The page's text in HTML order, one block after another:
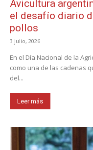
Avicultura
el desafío diario
pollos
3 julio, 2026
En el Día Nacional de la
como una de las cadenas
del...
Leer más